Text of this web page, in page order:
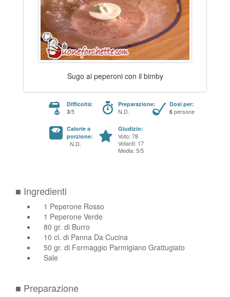
Sugo ai peperoni con il bimby
Difficoltá:
3/5
Preparazione:
N.D.
Dosi per:
6 persone
Calorie a
porzione:
N.D.
Giudizio:
Voto: 78
Votanti: 17
Media: 5/5
■ Ingredienti
1 Peperone Rosso
1 Peperone Verde
80 gr. di Burro
10 cl. di Panna Da Cucina
50 gr. di Formaggio Parmigiano Grattugiato
Sale
■ Preparazione